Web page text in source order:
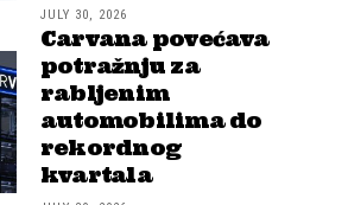
JULY 30, 2026
Carvana povećava
potražnju za
rabljenim
automobilima do
rekordnog
kvartala